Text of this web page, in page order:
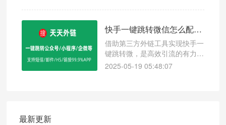
便捷操作和精准数据为企业搭建
助力企业在竞争激烈的市场中抢
占流量高地，实现业务增长与变
现。
快手一键跳转微信怎么配置?快手跳转微信的方法
借助第三方外链工具实现快手一
键跳转微，是高效引流的有力手
段。它突破平台限制，以稳定的
2025-05-19 05:48:07
最新更新